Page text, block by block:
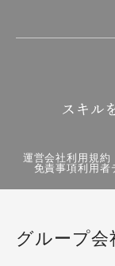
運営会社利用規約
免責事項利用者
グループ会